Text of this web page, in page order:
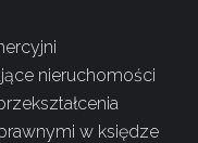
nieruchomości
w księdze